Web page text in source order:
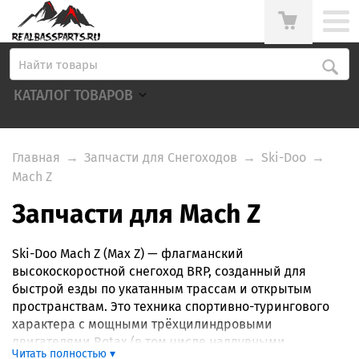
КАТАЛОГ ТОВАРОВ
Главная → Запчасти для Снегоходов → Ski-Doo →
Mach Z
Запчасти для Mach Z
Ski-Doo Mach Z (Мах Z) — флагманский
высокоскоростной снегоход BRP, созданный для
быстрой езды по укатанным трассам и открытым
пространствам. Это техника спортивно-турингового
характера с мощными трёхцилиндровыми
двигателями Rotax (в том числе наддувными
Читать полностью ▾